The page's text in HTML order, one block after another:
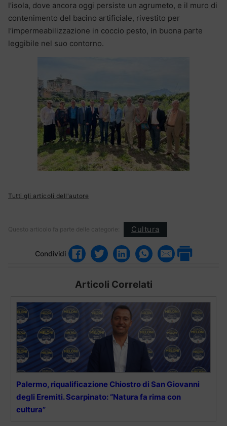
l’isola, dove ancora oggi persiste un agrumeto, e il muro di
contenimento del bacino artificiale, rivestito per
l’impermeabilizzazione in coccio pesto, in buona parte
leggibile nel suo contorno.
Tutti gli articoli dell'autore
Questo articolo fa parte delle categorie: Cultura
Condividi
Articoli Correlati
Palermo, riqualificazione Chiostro di San Giovanni
degli Eremiti. Scarpinato: “Natura fa rima con
cultura”